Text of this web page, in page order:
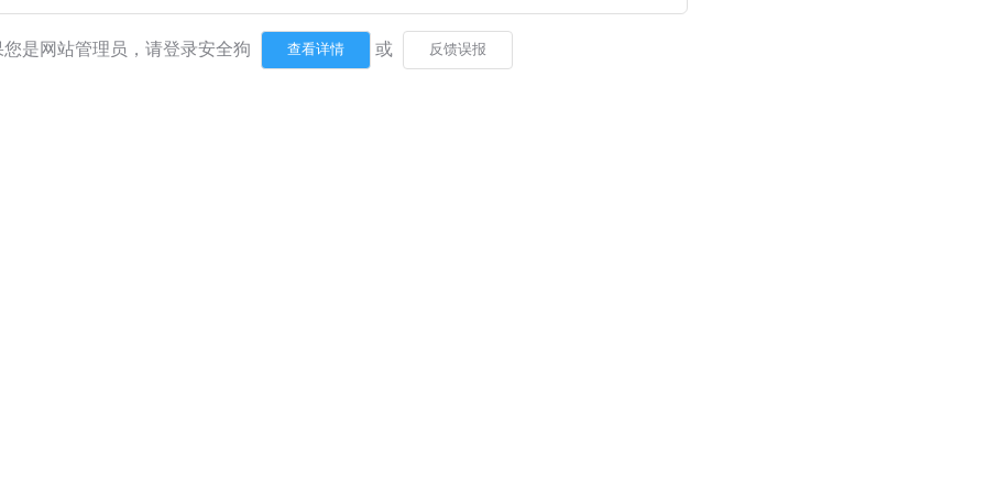
您是网站管理员，请登录安全狗 或